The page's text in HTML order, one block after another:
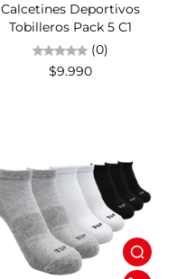
Calcetines Deportivos
Tobilleros Pack 5 C1
(0)
$9.990